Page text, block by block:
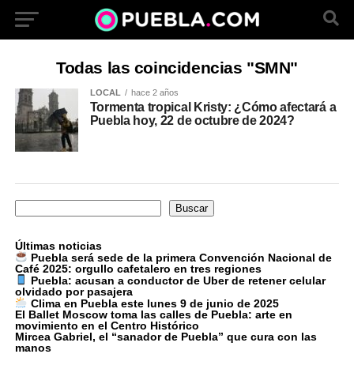
Todas las coincidencias "SMN"
LOCAL hace 2 años
Tormenta tropical Kristy: ¿Cómo afectará a
Puebla hoy, 22 de octubre de 2024?
Buscar Buscar
Últimas noticias
Puebla será sede de la primera Convención Nacional de
Café 2025: orgullo cafetalero en tres regiones
Puebla: acusan a conductor de Uber de retener celular
olvidado por pasajera
Clima en Puebla este lunes 9 de junio de 2025
El Ballet Moscow toma las calles de Puebla: arte en
movimiento en el Centro Histórico
Mircea Gabriel, el “sanador de Puebla” que cura con las
manos